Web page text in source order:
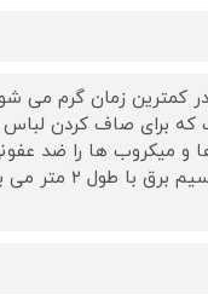
کمترین زمان گرم می
برای صاف کردن لباس
و میکروب ها را ضد
مزایای کفی دستگاه ضد خش و سر خوردن آسان